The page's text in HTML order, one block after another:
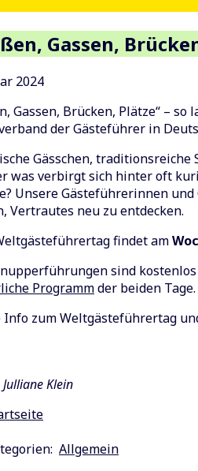
Gassen,
2024
Gassen, Brücken, Plätze“ –
der Gästeführer in
Gässchen,
was verbirgt sich hinter oft
Unsere Gästeführerinnen
Vertrautes neu zu entdecken.
findet am
sind
Programmder beiden
Info zum Weltgästeführertag
Klein
Allgemein